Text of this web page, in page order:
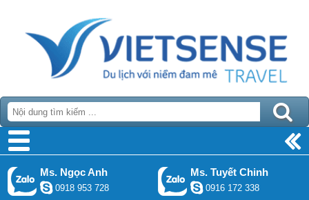
Ms. Ngọc Anh
0918 953 728
Ms. Tuyết Chinh
0916 172 338